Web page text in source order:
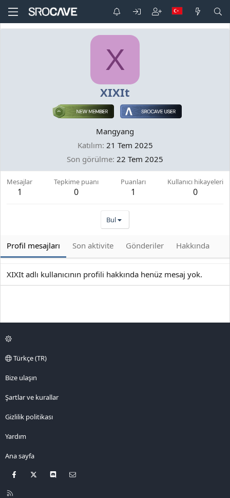
X
XIXIt
Mangyang
Katılım 21 Tem 2025
Son görülme 22 Tem 2025
Mesajlar
1
Tepkime puanı
0
Puanları
1
Kullanıcı hikayeleri
0
Bul
Profil mesajları Son aktivite Gönderiler Hakkında
XIXIt adlı kullanıcının profili hakkında henüz mesaj yok.
Türkçe (TR)
Bize ulaşın
Şartlar ve kurallar
Gizlilik politikası
Yardım
Ana sayfa
Facebook Discord
R